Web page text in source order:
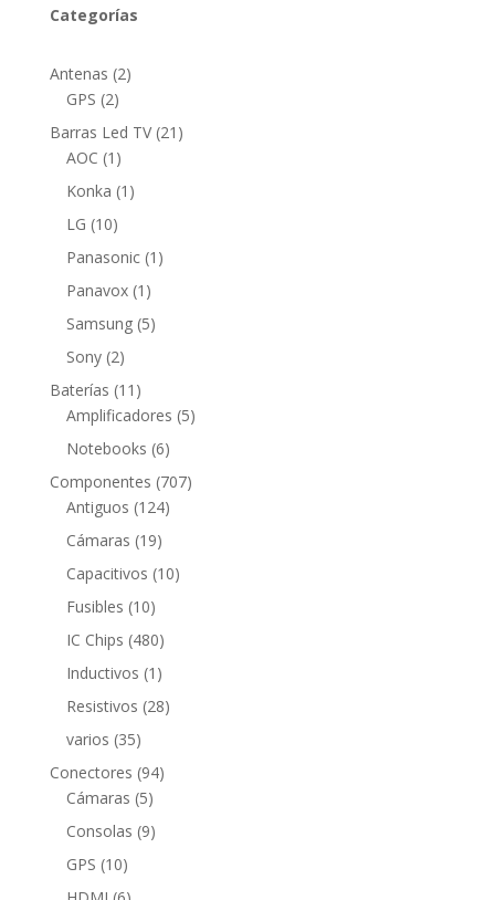
Categorías
Antenas 22
GPS 22
productos
Barras Led TV 21 21
AOC 1 1
producto
Konka 1 1
LG 1010
productos
Panasonic 1 1
Panavox 1 1
producto
Samsung 55
Sony 22
productos
Baterías 11 11
productos
Amplificadores 55
Notebooks 66
productos
Componentes 707707
Antiguos 124124
Cámaras 1919
productos
Capacitivos 1010
Fusibles 1010
productos
IC Chips 480480
productos
Inductivos 1 1
producto
Resistivos 2828
varios 3535
productos
Conectores 9494
Cámaras 55
productos
Consolas 99
GPS 1010
productos